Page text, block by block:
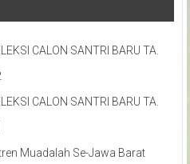
CALON SANTRI BARU TA.
CALON SANTRI BARU TA.
Muadalah Se-Jawa Barat